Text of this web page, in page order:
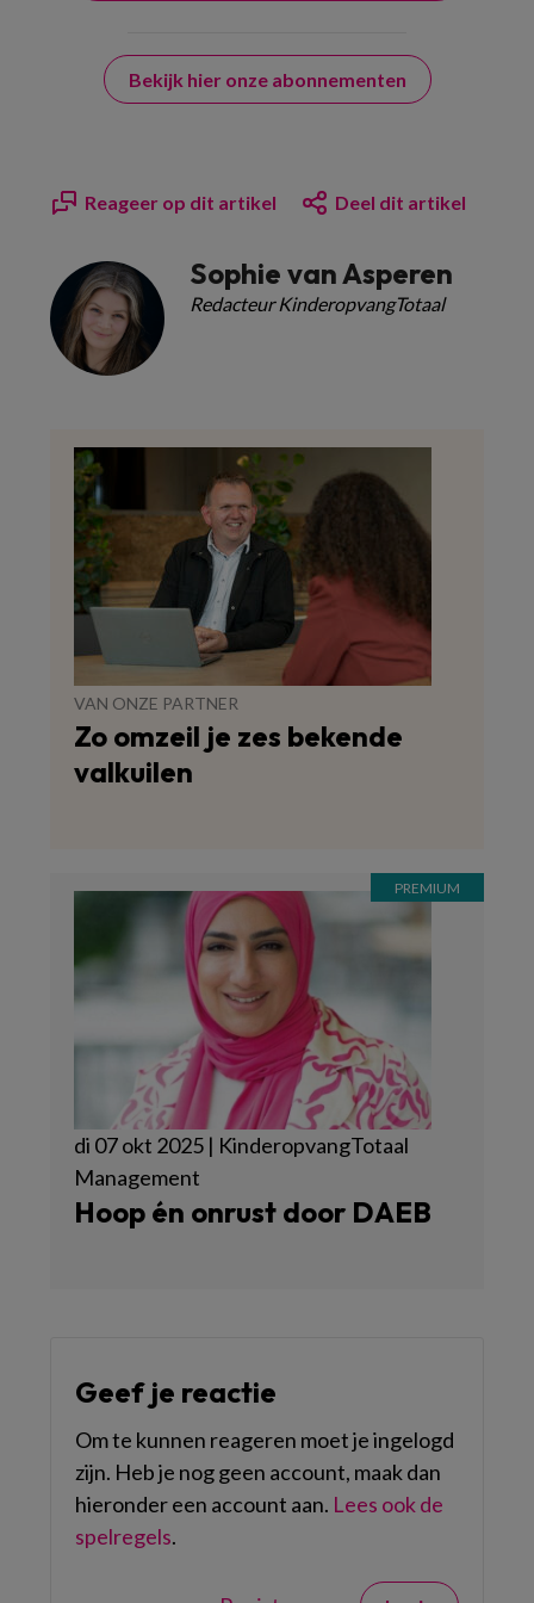
Bekijk hier onze abonnementen
Reageer op dit artikel Deel dit artikel
Sophie van Asperen
Redacteur KinderopvangTotaal
VAN ONZE PARTNER
Zo omzeil je zes bekende
valkuilen
di 07 okt 2025 | KinderopvangTotaal
Management
Hoop én onrust door DAEB
Geef je reactie
Om te kunnen reageren moet je ingelogd
zijn. Heb je nog geen account, maak dan
hieronder een account aan. Lees ook de
spelregels.